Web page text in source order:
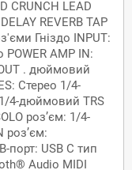
CRUNCH LEAD
REVERB TAP
Гніздо INPUT:
AMP IN:
. дюймовий
Стерео 1/4-
4-дюймовий TRS
роз’єм: 1/4-
роз’єм:
порт: USB C тип
Audio MIDI